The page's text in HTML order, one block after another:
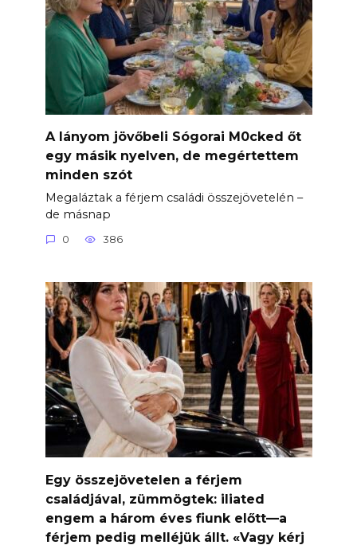
A lányom jövőbeli Sógorai M0cked őt
egy másik nyelven, de megértettem
minden szót
Megaláztak a férjem családi összejövetelén –
de másnap
0 386
Egy összejövetelen a férjem
családjával, zümmögtek: iliated
engem a három éves fiunk előtt—a
férjem pedig melléjük állt. «Vagy kérj